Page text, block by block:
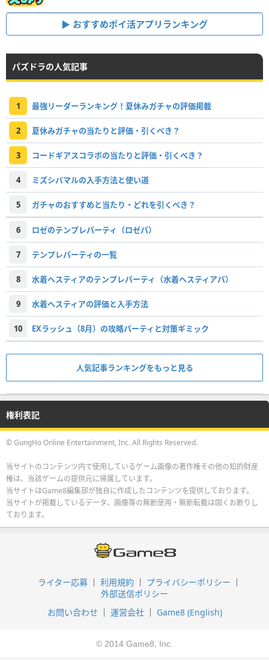
おすすめポイ活アプリランキング
パズドラの人気記事
1 最強リーダーランキング！夏休みガチャの評価掲載
2 夏休みガチャの当たりと評価・引くべき？
3 コードギアスコラボの当たりと評価・引くべき？
4 ミズシバマルの入手方法と使い道
5 ガチャのおすすめと当たり・どれを引くべき？
6 ロゼのテンプレパーティ（ロゼパ）
7 テンプレパーティの一覧
8 水着ヘスティアのテンプレパーティ（水着ヘスティアパ）
9 水着ヘスティアの評価と入手方法
10 EXラッシュ（8月）の攻略パーティと対策ギミック
人気記事ランキングをもっと見る
権利表記
© GungHo Online Entertainment, Inc. All Rights Reserved.
当サイトのコンテンツ内で使用しているゲーム画像の著作権その他の知的財産
権は、当該ゲームの提供元に帰属しています。
当サイトはGame8編集部が独自に作成したコンテンツを提供しております。
当サイトが掲載しているデータ、画像等の無断使用・無断転載は固くお断りし
ております。
ライター応募 利用規約
プライバシーポリシー
外部送信ポリシー
お問い合わせ
運営会社 Game8 (English)
© 2014 Game8, Inc.